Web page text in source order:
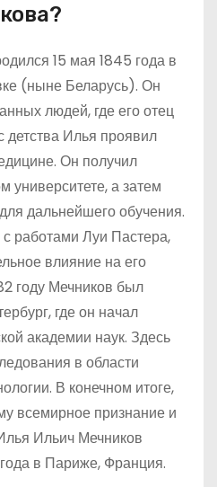
15 мая 1845 года в
(ныне Беларусь). Он
людей, где его отец
Илья проявил
Он получил
университете, а затем
дальнейшего обучения.
работами Луи Пастера,
влияние на его
году Мечников был
где он начал
академии наук. Здесь
в области
В конечном итоге,
всемирное признание и
Ильич Мечников
в Париже, Франция.